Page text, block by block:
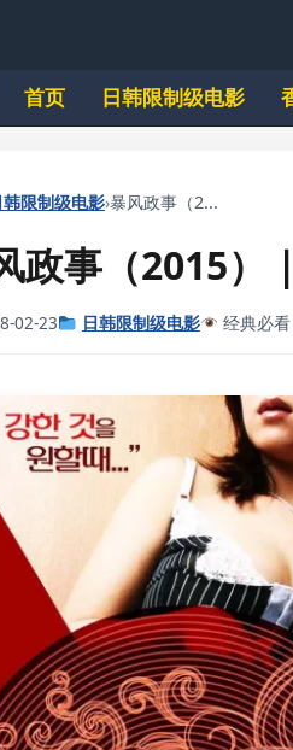
首页 日韩限制级电影
韩限制级电影›暴风政事（2...
政事（2015）
02-23 日韩限制级电影 经典必看